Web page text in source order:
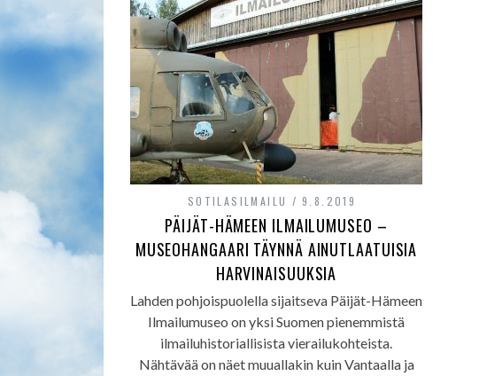
SOTILASILMAILU 9.8.2019
PÄIJÄT-HÄMEEN ILMAILUMUSEO –
MUSEOHANGAARI TÄYNNÄ AINUTLAATUISIA
HARVINAISUUKSIA
Lahden pohjoispuolella sijaitseva Päijät-Hämeen
Ilmailumuseo on yksi Suomen pienemmistä
ilmailuhistoriallisista vierailukohteista.
Nähtävää on näet muuallakin kuin Vantaalla ja